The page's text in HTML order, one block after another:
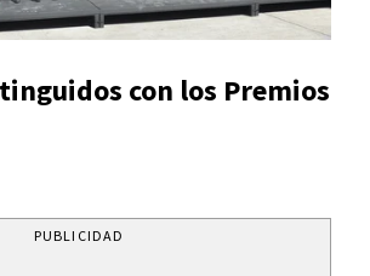
con los Premios
PUBLICIDAD